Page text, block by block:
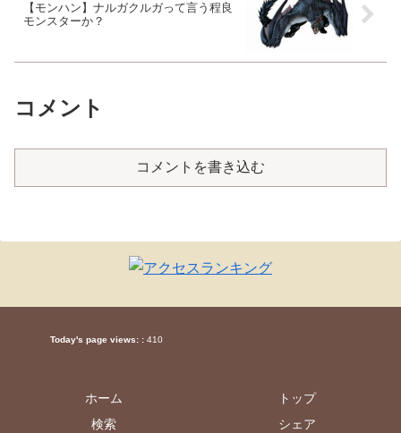
【モンハン】ナルガクルガって言う程良
モンスターか？
コメント
コメントを書き込む
Today's page views: : 410
ホーム
トップ
検索
シェア